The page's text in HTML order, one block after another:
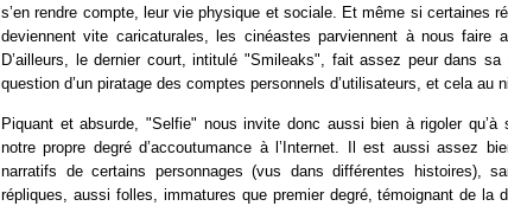
s’en rendre compte, leur vie physique et sociale. Et même si certaines
deviennent vite caricaturales, les cinéastes parviennent à nous faire
D’ailleurs, le dernier court, intitulé "Smileaks", fait assez peur dans sa
question d’un piratage des comptes personnels d’utilisateurs, et cela au
Piquant et absurde, "Selfie" nous invite donc aussi bien à rigoler
notre propre degré d’accoutumance à l’Internet. Il est aussi assez
narratifs de certains personnages (vus dans différentes histoires),
répliques, aussi folles, immatures que premier degré, témoignant de la